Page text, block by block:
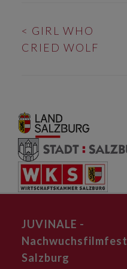
NAVIGATION
< GIRL WHO
CRIED WOLF
JUVINALE -
Nachwuchsfilmfest
Salzburg